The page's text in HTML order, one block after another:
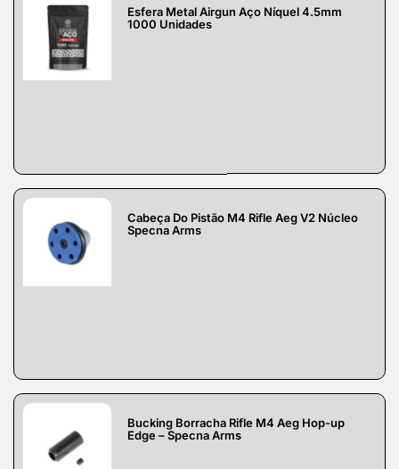
Esfera Metal Airgun Aço Níquel 4.5mm
1000 Unidades
Cabeça Do Pistão M4 Rifle Aeg V2 Núcleo
Specna Arms
Bucking Borracha Rifle M4 Aeg Hop-up
Edge – Specna Arms